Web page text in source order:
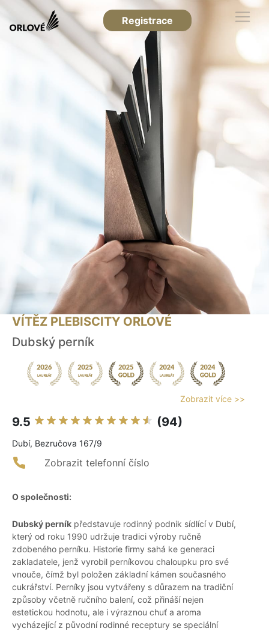
Registrace
VÍTĚZ PLEBISCITY ORLOVÉ
Dubský perník
Zobrazit více >>
9.5 (94)
Dubí, Bezručova 167/9
Zobrazit telefonní číslo
O společnosti:
Dubský perník představuje rodinný podnik sídlící v Dubí,
který od roku 1990 udržuje tradici výroby ručně
zdobeného perníku. Historie firmy sahá ke generaci
zakladatele, jenž vyrobil perníkovou chaloupku pro své
vnouče, čímž byl položen základní kámen současného
cukrářství. Perníky jsou vytvářeny s důrazem na tradiční
způsoby včetně ručního balení, což přináší nejen
estetickou hodnotu, ale i výraznou chuť a aroma
vycházející z původní rodinné receptury se speciální